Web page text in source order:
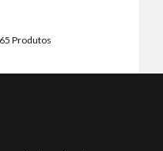
Produtos